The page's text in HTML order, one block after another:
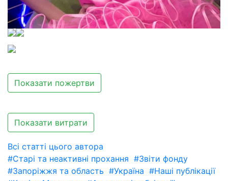
Показати пожертви
Показати витрати
Всі статті цього автора
#Старі та неактивні прохання #Звіти фонду
#Запоріжжя та область #Україна #Наші публікації